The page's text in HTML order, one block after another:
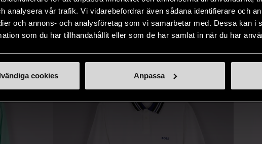
analysera vår trafik. Vi vidarebefordrar även sådana identifierare och
och annons- och analysföretag som vi samarbetar med. Dessa kan i
som du har tillhandahållit eller som de har samlat in när du har
cookies Anpassa
på ett
eller annat sätt.
nytt liv åt befintliga produkter.
inte
LIKNANDE